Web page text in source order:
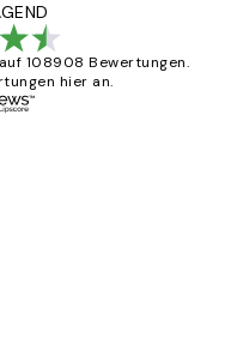
108908 Bewertungen.
hier an.